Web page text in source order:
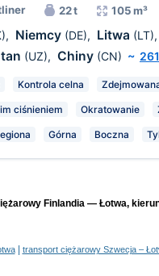
22 t 105 m³
, Niemcy (DE), Litwa (LT)
(UZ), Chiny (CN) ~
Kontrola celna
ciśnieniem Okratowanie
Górna Boczna
Finlandia — Łotwa,
| transport ciężarowy Szwecja –